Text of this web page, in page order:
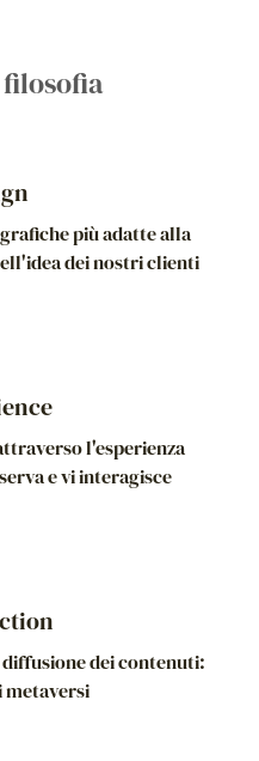
più adatte alla
dei nostri clienti
l'esperienza
e vi interagisce
dei contenuti:
metaversi